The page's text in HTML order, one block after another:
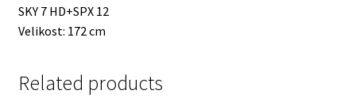
SKY 7 HD+SPX 12
Velikost: 172 cm
Related products